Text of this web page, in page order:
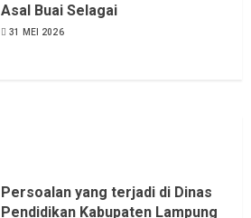
6 AGUSTUS 2026
Asal Buai Selagai
31 MEI 2026
Persoalan yang terjadi di Dinas
Pendidikan Kabupaten Lampung